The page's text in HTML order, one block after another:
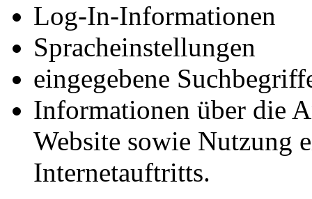
Log-In-Informationen
Spracheinstellungen
eingegebene
Informationen über die
Website sowie Nutzung
Internetauftritts.